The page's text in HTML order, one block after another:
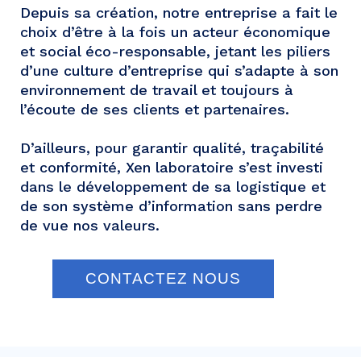
Depuis sa création, notre entreprise a fait le
choix d’être à la fois un acteur économique
et social éco-responsable, jetant les piliers
d’une culture d’entreprise qui s’adapte à son
environnement de travail et toujours à
l’écoute de ses clients et partenaires.
D’ailleurs, pour garantir qualité, traçabilité
et conformité, Xen laboratoire s’est investi
dans le développement de sa logistique et
de son système d’information sans perdre
de vue nos valeurs.
CONTACTEZ NOUS